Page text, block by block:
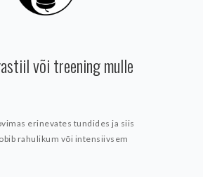
TUNNIPLAAN
ÜRITUSED
või treening mulle
erinevates tundides ja siis
rahulikum või intensiivsem